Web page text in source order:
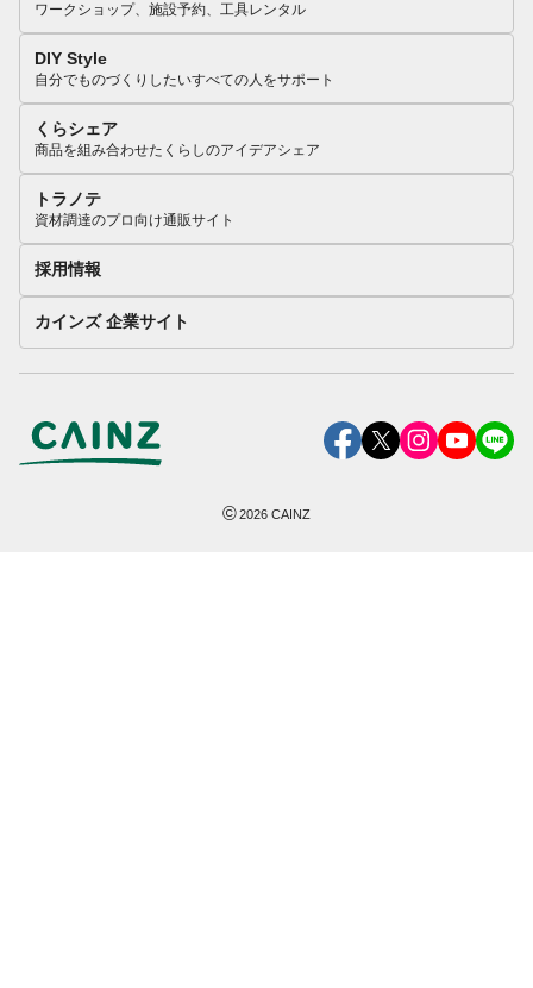
ワークショップ、施設予約、工具レンタル
DIY Style
自分でものづくりしたいすべての人をサポート
くらシェア
商品を組み合わせたくらしのアイデアシェア
トラノテ
資材調達のプロ向け通販サイト
採用情報
カインズ 企業サイト
©2026 CAINZ